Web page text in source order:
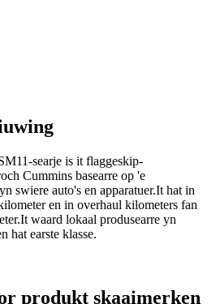
searje is it flaggeskip-
Cummins basearre op 'e
swiere auto's en apparatuer.It hat in
en in overhaul kilometers fan
waard lokaal produsearre yn
hat earste klasse.
produkt skaaimerken